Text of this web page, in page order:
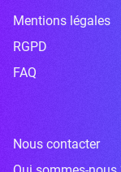
Mentions légales
RGPD
FAQ
Nous contacter